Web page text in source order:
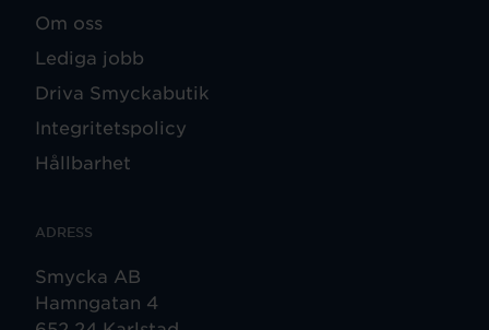
Om oss
Lediga jobb
Driva Smyckabutik
Integritetspolicy
Hållbarhet
ADRESS
Smycka AB
Hamngatan 4